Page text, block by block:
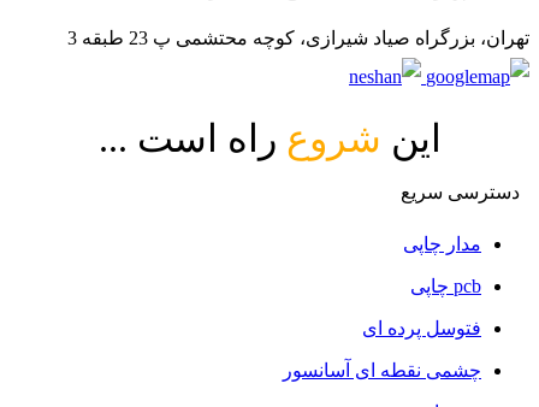
تهران، بزرگراه صیاد شیرازی، کوچه محتشمی پ 23 طبقه 3
این شروع راه است ...
دسترسی سریع
مدار چاپی
pcb چاپی
فتوسل پرده ای
چشمی نقطه ای آسانسور